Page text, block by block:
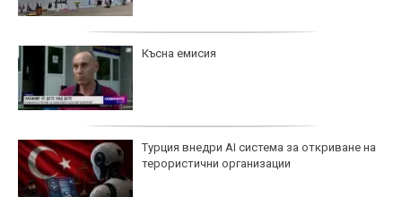
Късна емисия
Турция внедри AI система за откриване на
терористични организации